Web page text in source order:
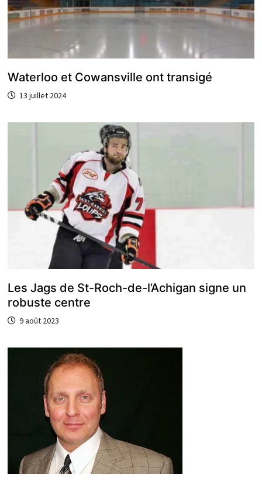
Waterloo et Cowansville ont transigé
13 juillet 2024
Les Jags de St-Roch-de-l’Achigan signe un
robuste centre
9 août 2023